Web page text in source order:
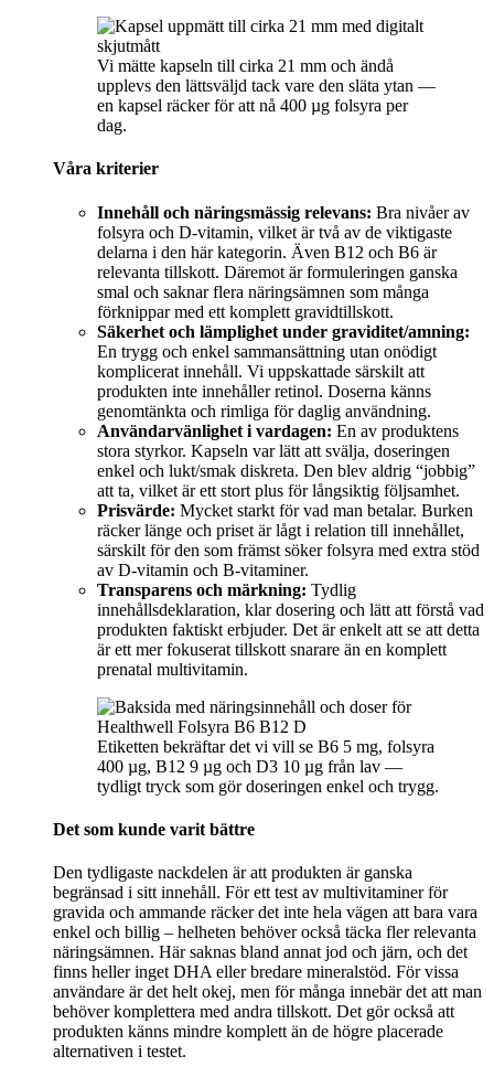
Vi mätte kapseln till cirka 21 mm och ändå
upplevs den lättsväljd tack vare den släta ytan —
en kapsel räcker för att nå 400 µg folsyra per
dag.
Våra kriterier
Innehåll och näringsmässig relevans: Bra nivåer av
folsyra och D-vitamin, vilket är två av de viktigaste
delarna i den här kategorin. Även B12 och B6 är
relevanta tillskott. Däremot är formuleringen ganska
smal och saknar flera näringsämnen som många
förknippar med ett komplett gravidtillskott.
Säkerhet och lämplighet under graviditet/amning:
En trygg och enkel sammansättning utan onödigt
komplicerat innehåll. Vi uppskattade särskilt att
produkten inte innehåller retinol. Doserna känns
genomtänkta och rimliga för daglig användning.
Användarvänlighet i vardagen: En av produktens
stora styrkor. Kapseln var lätt att svälja, doseringen
enkel och lukt/smak diskreta. Den blev aldrig “jobbig”
att ta, vilket är ett stort plus för långsiktig följsamhet.
Prisvärde: Mycket starkt för vad man betalar. Burken
räcker länge och priset är lågt i relation till innehållet,
särskilt för den som främst söker folsyra med extra stöd
av D-vitamin och B-vitaminer.
Transparens och märkning: Tydlig
innehållsdeklaration, klar dosering och lätt att förstå vad
produkten faktiskt erbjuder. Det är enkelt att se att detta
är ett mer fokuserat tillskott snarare än en komplett
prenatal multivitamin.
Etiketten bekräftar det vi vill se B6 5 mg, folsyra
400 µg, B12 9 µg och D3 10 µg från lav —
tydligt tryck som gör doseringen enkel och trygg.
Det som kunde varit bättre
Den tydligaste nackdelen är att produkten är ganska
begränsad i sitt innehåll. För ett test av multivitaminer för
gravida och ammande räcker det inte hela vägen att bara vara
enkel och billig – helheten behöver också täcka fler relevanta
näringsämnen. Här saknas bland annat jod och järn, och det
finns heller inget DHA eller bredare mineralstöd. För vissa
användare är det helt okej, men för många innebär det att man
behöver komplettera med andra tillskott. Det gör också att
produkten känns mindre komplett än de högre placerade
alternativen i testet.